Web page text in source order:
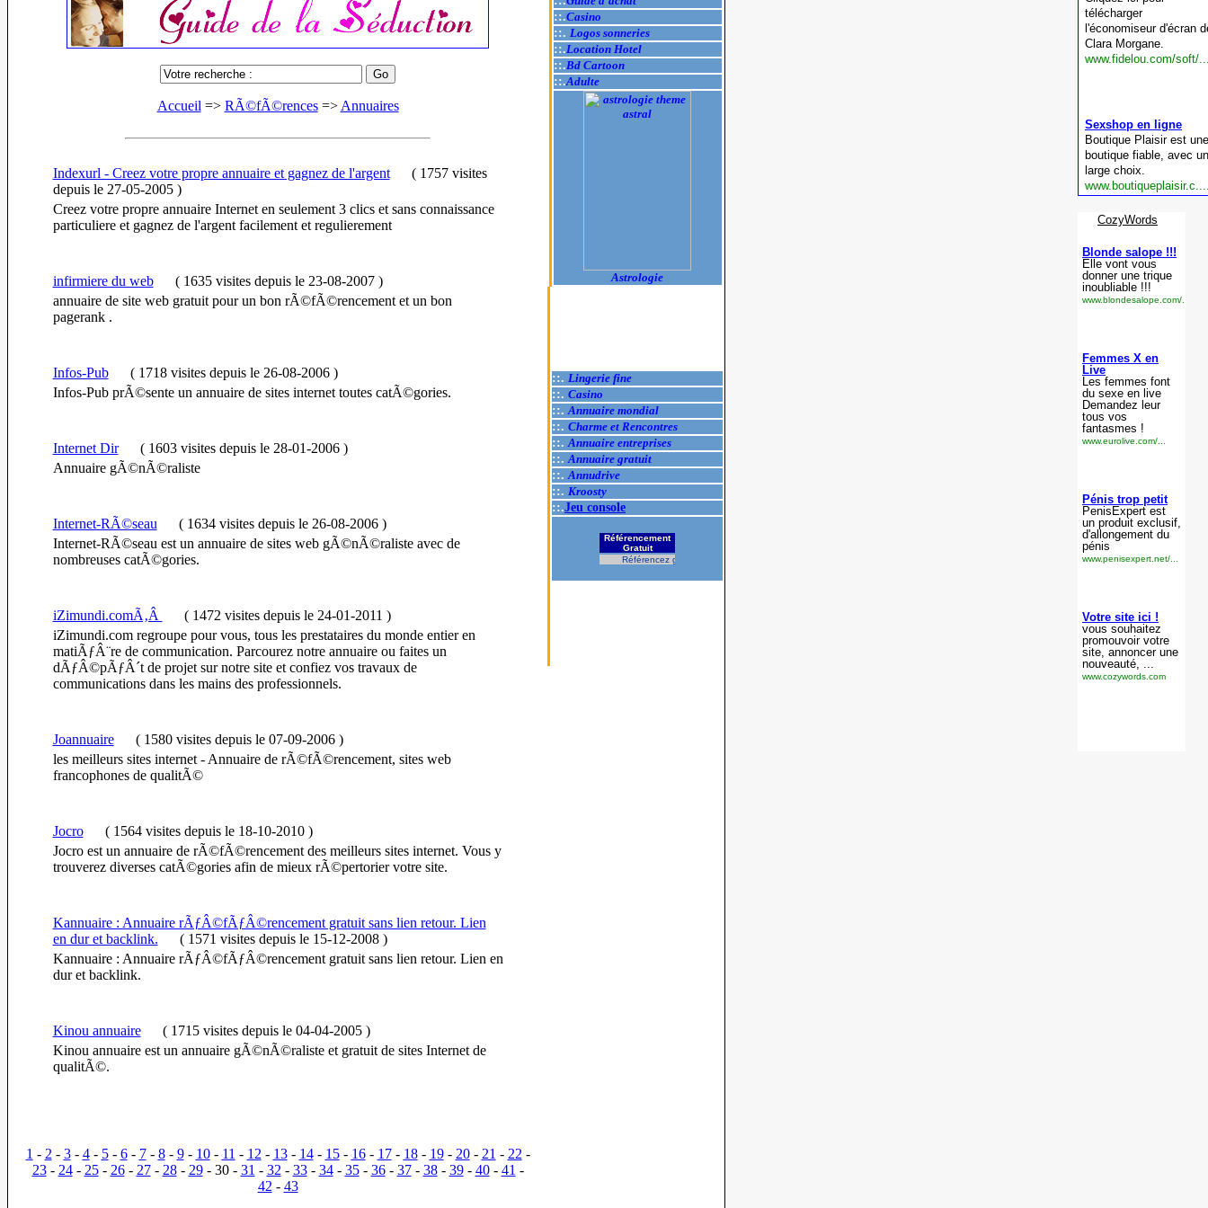
Accueil=> RÃ©fÃ©rences=>Annuaires
Indexurl - Creez votre propre annuaire et gagnez de l'argent(1757 visites
depuis le 27-05-2005)
Creez votre propre annuaire Internet en seulement 3 clics et sans connaissance
particuliere et gagnez de l'argent facilement et regulierement
infirmiere du web(1635 visites depuis le 23-08-2007)
annuaire de site web gratuit pour un bon rÃ©fÃ©rencement et un bon
pagerank .
Infos-Pub(1718 visites depuis le 26-08-2006)
Infos-Pub prÃ©sente un annuaire de sites internet toutes catÃ©gories.
Internet Dir(1603 visites depuis le 28-01-2006)
Annuaire gÃ©nÃ©raliste
Internet-RÃ©seau(1634 visites depuis le 26-08-2006)
Internet-RÃ©seau est un annuaire de sites web gÃ©nÃ©raliste avec de
nombreuses catÃ©gories.
iZimundi.comÃ‚Â (1472 visites depuis le 24-01-2011 )
iZimundi.com regroupe pour vous, tous les prestataires du monde entier en
matiÃƒÂ¨re de communication. Parcourez notre annuaire ou faites un
dÃƒÂ©pÃƒÂ´t de projet sur notre site et confiez vos travaux de
communications dans les mains des professionnels.
Joannuaire(1580 visites depuis le 07-09-2006)
les meilleurs sites internet - Annuaire de rÃ©fÃ©rencement, sites web
francophones de qualitÃ©
Jocro(1564 visites depuis le 18-10-2010)
Jocro est un annuaire de rÃ©fÃ©rencement des meilleurs sites internet. Vous y
trouverez diverses catÃ©gories afin de mieux rÃ©pertorier votre site.
Kannuaire : Annuaire rÃƒÂ©fÃƒÂ©rencement gratuit sans lien retour. Lien
en dur et backlink. (1571 visites depuis le 15-12-2008)
Kannuaire : Annuaire rÃƒÂ©fÃƒÂ©rencement gratuit sans lien retour. Lien en
dur et backlink.
Kinou annuaire(1715 visites depuis le 04-04-2005)
Kinou annuaire est un annuaire gÃ©nÃ©raliste et gratuit de sites Internet de
qualitÃ©.
1 - 2- 3- 4- 5- 6- 7- 8- 9- 10- 11 - 12- 13- 14- 15- 16- 17- 18- 19- 20- 21 - 22-
23- 24- 25- 26- 27- 28- 29- 30 - 31 - 32- 33- 34- 35- 36- 37- 38- 39- 40- 41 -
42- 43
::.Casino
::. Logos sonneries
::.Location Hotel
::.Bd Cartoon
::.Adulte
Astrologie
::. Lingerie fine
::. Casino
::.Annuaire mondial
::. Charme et Rencontres
::.Annuaire entreprises
::.Annuaire gratuit
::.Annudrive
::. Kroosty
::.Jeu console
Référencement
Gratuit
Référencez gratuitement votre site.